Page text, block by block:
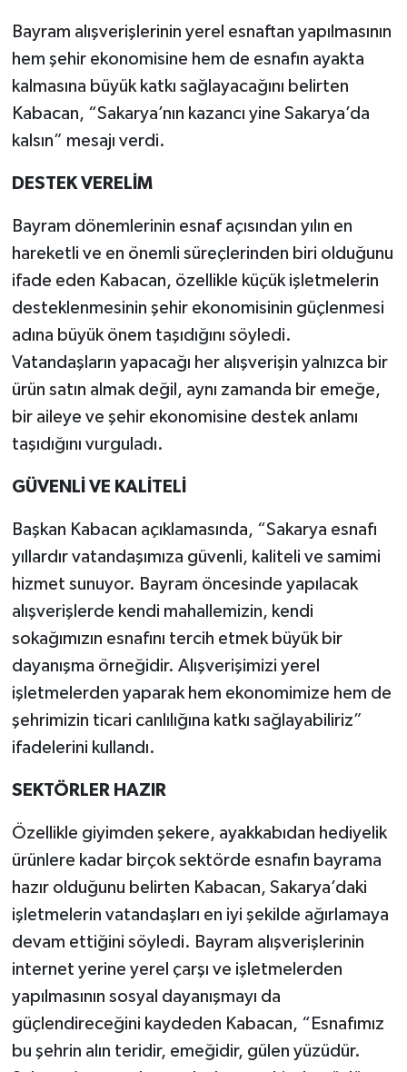
Bayram alışverişlerinin yerel esnaftan yapılmasının
hem şehir ekonomisine hem de esnafın ayakta
kalmasına büyük katkı sağlayacağını belirten
Kabacan, “Sakarya’nın kazancı yine Sakarya’da
kalsın” mesajı verdi.
DESTEK VERELİM
Bayram dönemlerinin esnaf açısından yılın en
hareketli ve en önemli süreçlerinden biri olduğunu
ifade eden Kabacan, özellikle küçük işletmelerin
desteklenmesinin şehir ekonomisinin güçlenmesi
adına büyük önem taşıdığını söyledi.
Vatandaşların yapacağı her alışverişin yalnızca bir
ürün satın almak değil, aynı zamanda bir emeğe,
bir aileye ve şehir ekonomisine destek anlamı
taşıdığını vurguladı.
GÜVENLİ VE KALİTELİ
Başkan Kabacan açıklamasında, “Sakarya esnafı
yıllardır vatandaşımıza güvenli, kaliteli ve samimi
hizmet sunuyor. Bayram öncesinde yapılacak
alışverişlerde kendi mahallemizin, kendi
sokağımızın esnafını tercih etmek büyük bir
dayanışma örneğidir. Alışverişimizi yerel
işletmelerden yaparak hem ekonomimize hem de
şehrimizin ticari canlılığına katkı sağlayabiliriz”
ifadelerini kullandı.
SEKTÖRLER HAZIR
Özellikle giyimden şekere, ayakkabıdan hediyelik
ürünlere kadar birçok sektörde esnafın bayrama
hazır olduğunu belirten Kabacan, Sakarya’daki
işletmelerin vatandaşları en iyi şekilde ağırlamaya
devam ettiğini söyledi. Bayram alışverişlerinin
internet yerine yerel çarşı ve işletmelerden
yapılmasının sosyal dayanışmayı da
güçlendireceğini kaydeden Kabacan, “Esnafımız
bu şehrin alın teridir, emeğidir, gülen yüzüdür.